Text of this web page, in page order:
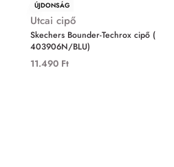
ÚJDONSÁG
Utcai cipő
Skechers Bounder-Techrox cipő (
403906N/BLU)
11.490 Ft